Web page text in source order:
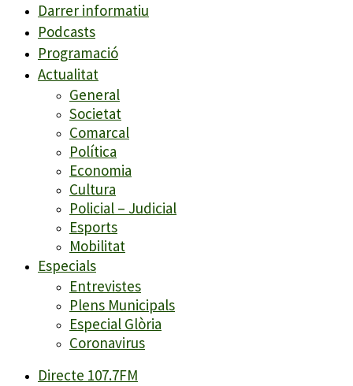
Darrer informatiu
Podcasts
Programació
Actualitat
General
Societat
Comarcal
Política
Economia
Cultura
Policial – Judicial
Esports
Mobilitat
Especials
Entrevistes
Plens Municipals
Especial Glòria
Coronavirus
Directe 107.7FM